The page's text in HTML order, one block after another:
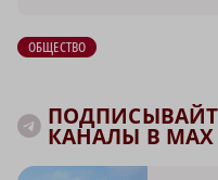
ОБЩЕСТВО
КАНАЛЫ В MAX